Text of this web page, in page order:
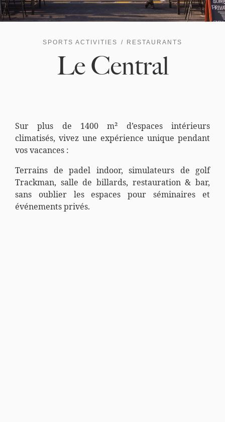
SPORTS ACTIVITIES RESTAURANTS
Le Central
Sur plus de 1400 m² d’espaces intérieurs
climatisés, vivez une expérience unique pendant
vos vacances :
Terrains de padel indoor, simulateurs de golf
Trackman, salle de billards, restauration & bar,
sans oublier les espaces pour séminaires et
événements privés.